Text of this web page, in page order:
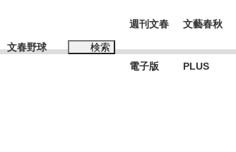
文春野球 検索
週刊文春
電子版
文藝春秋
PLUS